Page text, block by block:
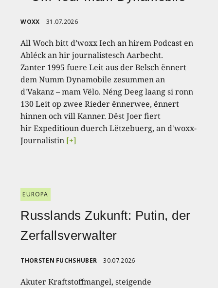
WOXX 31.07.2026
All Woch bitt d’woxx Iech an hirem Podcast en
Abléck an hir journalistesch Aarbecht.
Zanter 1995 fuere Leit aus der Belsch ënnert
dem Numm Dynamobile zesummen an
d'Vakanz – mam Vëlo. Néng Deeg laang si ronn
130 Leit op zwee Rieder ënnerwee, ënnert
hinnen och vill Kanner. Dëst Joer fiert
hir Expeditioun duerch Lëtzebuerg, an d'woxx-
Journalistin [+]
EUROPA
Russlands Zukunft: Putin, der
Zerfallsverwalter
THORSTEN FUCHSHUBER 30.07.2026
Akuter Kraftstoffmangel, steigende